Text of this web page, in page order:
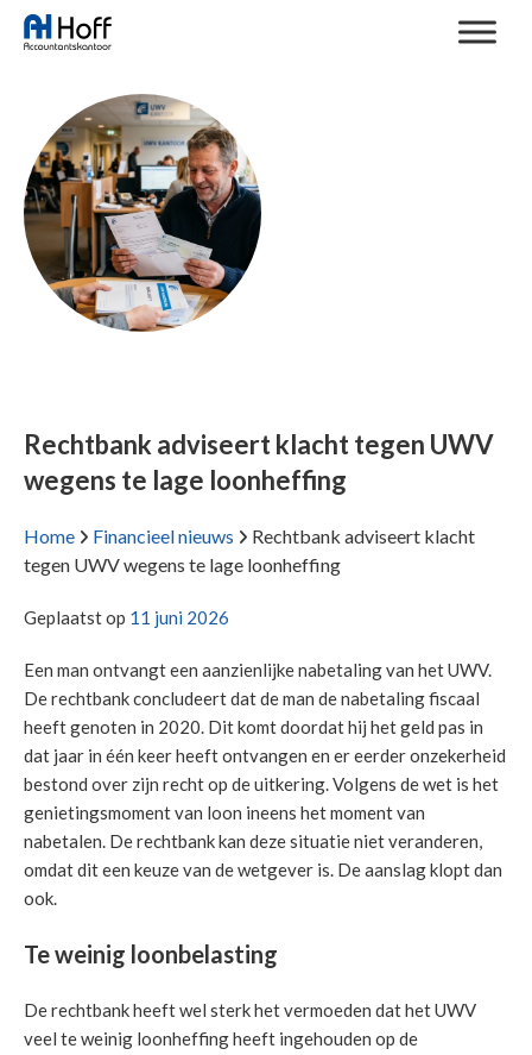
Rechtbank adviseert klacht tegen UWV
wegens te lage loonheffing
Home Financieel nieuws
Rechtbank adviseert klacht
tegen UWV wegens te lage loonheffing
Geplaatst op 11 juni 2026
Een man ontvangt een aanzienlijke nabetaling van het UWV.
De rechtbank concludeert dat de man de nabetaling fiscaal
heeft genoten in 2020. Dit komt doordat hij het geld pas in
dat jaar in één keer heeft ontvangen en er eerder onzekerheid
bestond over zijn recht op de uitkering. Volgens de wet is het
genietingsmoment van loon ineens het moment van
nabetalen. De rechtbank kan deze situatie niet veranderen,
omdat dit een keuze van de wetgever is. De aanslag klopt dan
ook.
Te weinig loonbelasting
De rechtbank heeft wel sterk het vermoeden dat het UWV
veel te weinig loonheffing heeft ingehouden op de